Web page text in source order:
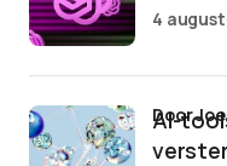
4
AI-
door